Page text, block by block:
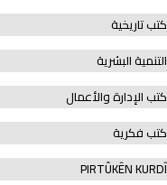
كتب تاريخية
التنمية البشرية
كتب الإدارة والأعمال
كتب فكرية
PIRTÛKÊN KURDÎ